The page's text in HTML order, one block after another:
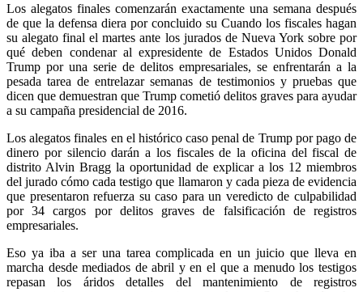
Los alegatos finales comenzarán exactamente una semana después
de que la defensa diera por concluido su Cuando los fiscales hagan
su alegato final el martes ante los jurados de Nueva York sobre por
qué deben condenar al expresidente de Estados Unidos Donald
Trump por una serie de delitos empresariales, se enfrentarán a la
pesada tarea de entrelazar semanas de testimonios y pruebas que
dicen que demuestran que Trump cometió delitos graves para ayudar
a su campaña presidencial de 2016.
Los alegatos finales en el histórico caso penal de Trump por pago de
dinero por silencio darán a los fiscales de la oficina del fiscal de
distrito Alvin Bragg la oportunidad de explicar a los 12 miembros
del jurado cómo cada testigo que llamaron y cada pieza de evidencia
que presentaron refuerza su caso para un veredicto de culpabilidad
por 34 cargos por delitos graves de falsificación de registros
empresariales.
Eso ya iba a ser una tarea complicada en un juicio que lleva en
marcha desde mediados de abril y en el que a menudo los testigos
repasan los áridos detalles del mantenimiento de registros